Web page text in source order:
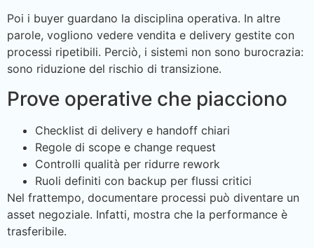
Poi i buyer guardano la disciplina operativa. In altre
parole, vogliono vedere vendita e delivery gestite con
processi ripetibili. Perciò, i sistemi non sono burocrazia:
sono riduzione del rischio di transizione.
Prove operative che piacciono
Checklist di delivery e handoff chiari
Regole di scope e change request
Controlli qualità per ridurre rework
Ruoli definiti con backup per flussi critici
Nel frattempo, documentare processi può diventare un
asset negoziale. Infatti, mostra che la performance è
trasferibile.